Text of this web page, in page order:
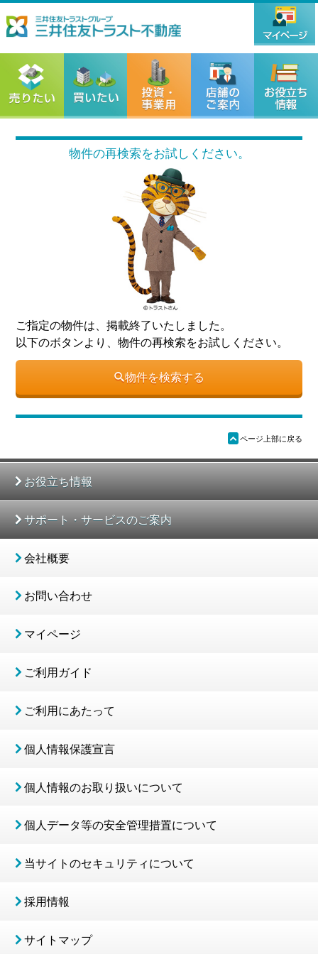
物件の再検索をお試しください。
ご指定の物件は、掲載終了いたしました。
以下のボタンより、物件の再検索をお試しください。
物件を検索する
ü ページ上部に戻る
お役立ち情報
サポート・サービスのご案内
会社概要
お問い合わせ
マイページ
ご利用ガイド
ご利用にあたって
個人情報保護宣言
個人情報のお取り扱いについて
個人データ等の安全管理措置について
当サイトのセキュリティについて
採用情報
サイトマップ